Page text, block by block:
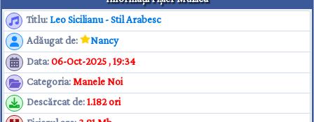
Titlu: Leo Sicilianu - Stil Arabesc
Adăugat de:
Nancy
Data:06-Oct-2025 , 19:34
Categoria: Manele Noi
Descărcat de:1.182 ori